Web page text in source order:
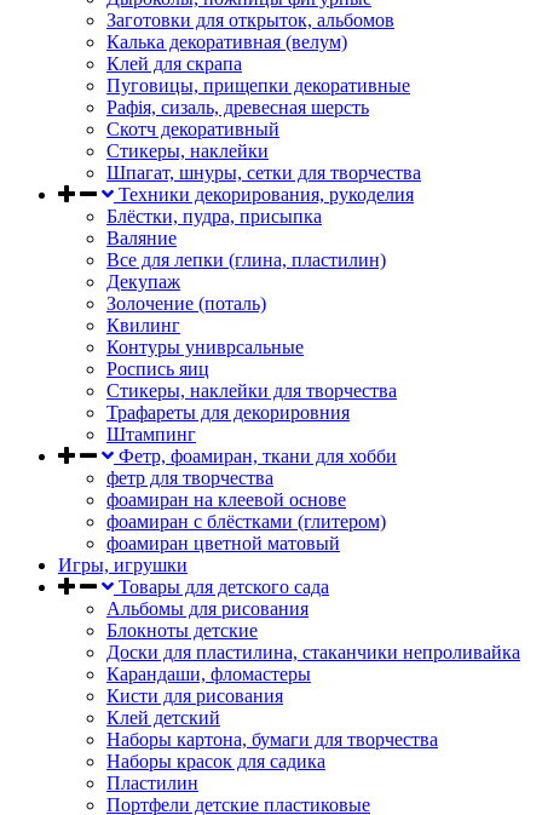
Заготовки для открыток, альбомов
Калька декоративная (велум)
Клей для скрапа
Пуговицы, прищепки декоративные
Рафія, сизаль, древесная шерсть
Скотч декоративный
Стикеры, наклейки
Шпагат, шнуры, сетки для творчества
Техники декорирования, рукоделия
Блёстки, пудра, присыпка
Валяние
Все для лепки (глина, пластилин)
Декупаж
Золочение (поталь)
Квилинг
Контуры униврсальные
Роспись яиц
Стикеры, наклейки для творчества
Трафареты для декорировния
Штампинг
Фетр, фоамиран, ткани для хобби
фетр для творчества
фоамиран на клеевой основе
фоамиран с блёстками (глитером)
фоамиран цветной матовый
Игры, игрушки
Товары для детского сада
Альбомы для рисования
Блокноты детские
Доски для пластилина, стаканчики непроливайка
Карандаши, фломастеры
Кисти для рисования
Клей детский
Наборы картона, бумаги для творчества
Наборы красок для садика
Пластилин
Портфели детские пластиковые